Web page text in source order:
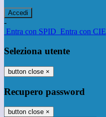
-
Entra con SPID Entra con CIE
Seleziona utente
button close ×
Recupero password
button close ×